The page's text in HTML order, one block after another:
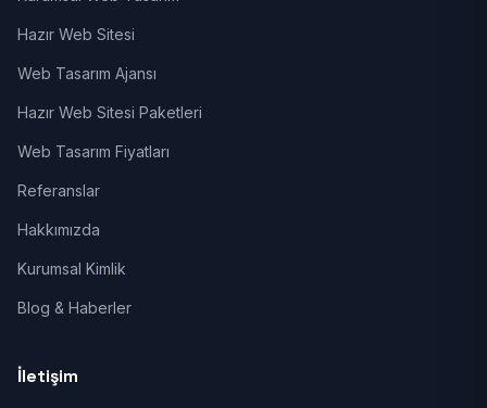
Hazır Web Sitesi
Web Tasarım Ajansı
Hazır Web Sitesi Paketleri
Web Tasarım Fiyatları
Referanslar
Hakkımızda
Kurumsal Kimlik
Blog & Haberler
İletişim